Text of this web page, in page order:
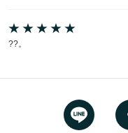
??。